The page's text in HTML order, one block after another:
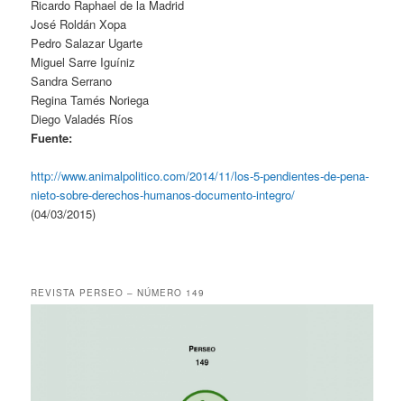
Ricardo Raphael de la Madrid
José Roldán Xopa
Pedro Salazar Ugarte
Miguel Sarre Iguíniz
Sandra Serrano
Regina Tamés Noriega
Diego Valadés Ríos
Fuente:
http://www.animalpolitico.com/2014/11/los-5-pendientes-de-pena-
nieto-sobre-derechos-humanos-documento-integro/
(04/03/2015)
REVISTA PERSEO – NÚMERO 149